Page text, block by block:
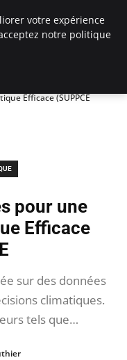
Efficace (SUPPCE
pour une
Efficace
sur des données
climatiques.
tels que…
votre expérience
notre politique